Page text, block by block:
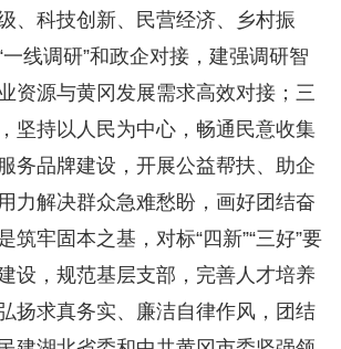
、科技创新、民营经济、乡村振
线调研”和政企对接，建强调研智
资源与黄冈发展需求高效对接；三
坚持以人民为中心，畅通民意收集
务品牌建设，开展公益帮扶、助企
力解决群众急难愁盼，画好团结奋
筑牢固本之基，对标“四新”“三好”要
设，规范基层支部，完善人才培养
扬求真务实、廉洁自律作风，团结